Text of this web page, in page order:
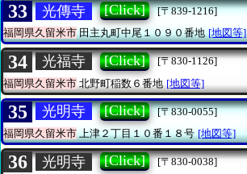
33 光傳寺 [Click]
[〒839-1216]
福岡県久留米市田主丸町中尾１０９０番地 [地図等]
34 光福寺 [Click]
[〒830-1126]
福岡県久留米市 北野町稲数６番地 [地図等]
35 光明寺 [Click]
[〒830-0055]
福岡県久留米市上津２丁目１０番１８号 [地図等]
36 光明寺 [Click]
[〒830-0038]